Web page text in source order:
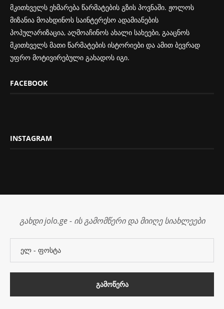
მკითხველს ეხმარება წარმატების გზის პოვნაში. ჟოლოს
მიზანია მოახდინოს საინტერესო ადამიანების
პოპულარიზაცია, აღმოაჩინოს ახალი სახეები, გააცნოს
მკითხველს მათი წარმატების ისტორიები და ამით ბევრად
უფრო მოტივირებული გახადოს იგი.
FACEBOOK
INSTAGRAM
გახდი jolo.ge - ის გამომწერი და მიიღე სიახლეები